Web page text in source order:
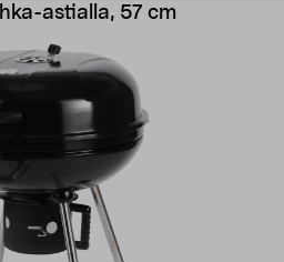
astialla, 57 cm